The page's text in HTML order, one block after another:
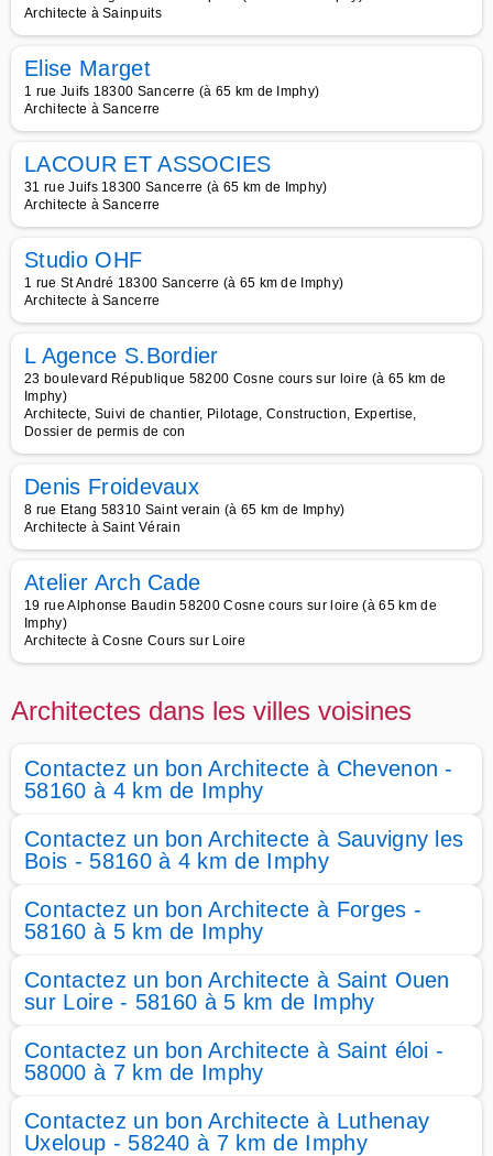
Architecte à Sainpuits
Elise Marget
1 rue Juifs 18300 Sancerre (à 65 km de Imphy)
Architecte à Sancerre
LACOUR ET ASSOCIES
31 rue Juifs 18300 Sancerre (à 65 km de Imphy)
Architecte à Sancerre
Studio OHF
1 rue St André 18300 Sancerre (à 65 km de Imphy)
Architecte à Sancerre
L Agence S.Bordier
23 boulevard République 58200 Cosne cours sur loire (à 65 km de
Imphy)
Architecte, Suivi de chantier, Pilotage, Construction, Expertise,
Dossier de permis de con
Denis Froidevaux
8 rue Etang 58310 Saint verain (à 65 km de Imphy)
Architecte à Saint Vérain
Atelier Arch Cade
19 rue Alphonse Baudin 58200 Cosne cours sur loire (à 65 km de
Imphy)
Architecte à Cosne Cours sur Loire
Architectes dans les villes voisines
Contactez un bon Architecte à Chevenon -
58160 à 4 km de Imphy
Contactez un bon Architecte à Sauvigny les
Bois - 58160 à 4 km de Imphy
Contactez un bon Architecte à Forges -
58160 à 5 km de Imphy
Contactez un bon Architecte à Saint Ouen
sur Loire - 58160 à 5 km de Imphy
Contactez un bon Architecte à Saint éloi -
58000 à 7 km de Imphy
Contactez un bon Architecte à Luthenay
Uxeloup - 58240 à 7 km de Imphy